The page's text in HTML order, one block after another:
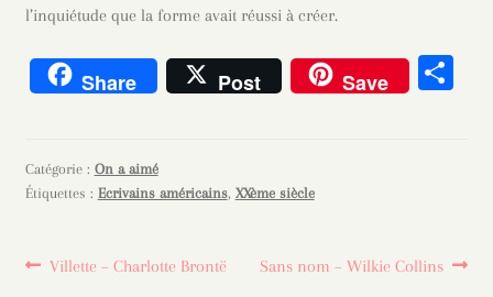
l’inquiétude que la forme avait réussi à créer.
Share Post Save
Pa
Catégorie : On a aimé
Étiquettes : Ecrivains américains, XXème siècle
Navigation
Article
Villette – Charlotte Brontë
Article
Sans nom – Wilkie Collins